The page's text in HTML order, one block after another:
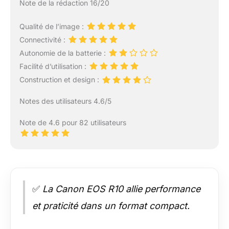
Note de la rédaction 16/20
Qualité de l’image :
Connectivité :
Autonomie de la batterie :
Facilité d’utilisation :
Construction et design :
Notes des utilisateurs 4.6/5
Note de 4.6 pour 82 utilisateurs
✅ La Canon EOS R10 allie performance
et praticité dans un format compact.